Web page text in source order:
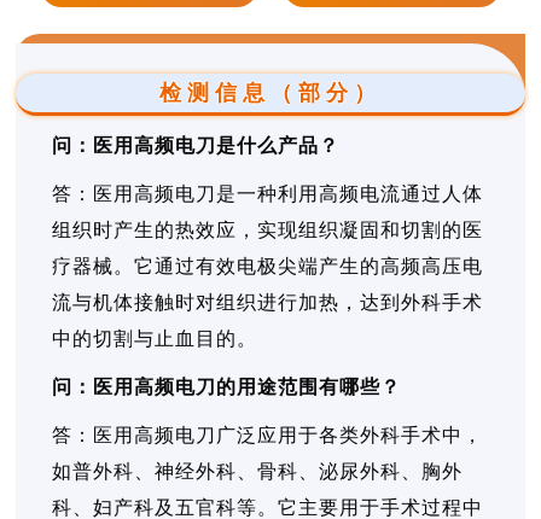
检测信息（部分）
问：医用高频电刀是什么产品？
答：医用高频电刀是一种利用高频电流通过人体
组织时产生的热效应，实现组织凝固和切割的医
疗器械。它通过有效电极尖端产生的高频高压电
流与机体接触时对组织进行加热，达到外科手术
中的切割与止血目的。
问：医用高频电刀的用途范围有哪些？
答：医用高频电刀广泛应用于各类外科手术中，
如普外科、神经外科、骨科、泌尿外科、胸外
科、妇产科及五官科等。它主要用于手术过程中